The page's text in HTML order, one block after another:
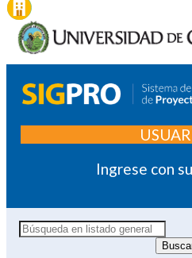
Ingrese con